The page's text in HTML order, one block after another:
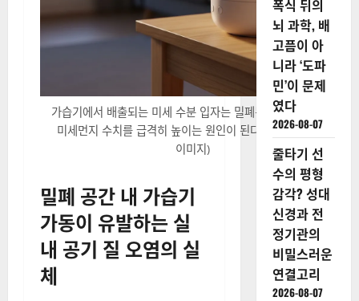
가습기에서 배출되는 미세 수분 입자는 밀폐된 공간에서 실내
미세먼지 수치를 급격히 높이는 원인이 된다.(사진=AI 생성
이미지)
밀폐 공간 내 가습기
가동이 유발하는 실
내 공기 질 오염의 실
체
폭식 뒤의
뇌 과학, 배
고픔이 아
니라 ‘도파
민’이 문제
였다
2026-08-07
줄타기 선
수의 평형
감각? 성대
신경과 전
정기관의
비밀스러운
연결고리
2026-08-07